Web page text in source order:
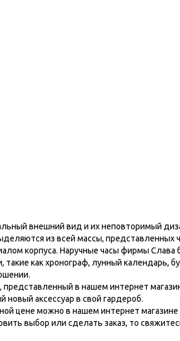
внешний вид и их неповторимый
из всей массы, представленных
корпуса. Наручные часы фирмы Слава
как хронограф, лунный календарь,
в нашем интернет
аксессуар в свой гардероб.
цене можно в нашем интернет магазине
выбор или сделать заказ, то